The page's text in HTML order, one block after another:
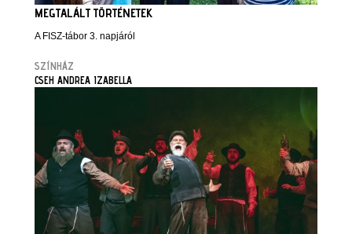
MEGTALÁLT TÖRTÉNETEK
A FISZ-tábor 3. napjáról
SZÍNHÁZ
CSEH ANDREA IZABELLA